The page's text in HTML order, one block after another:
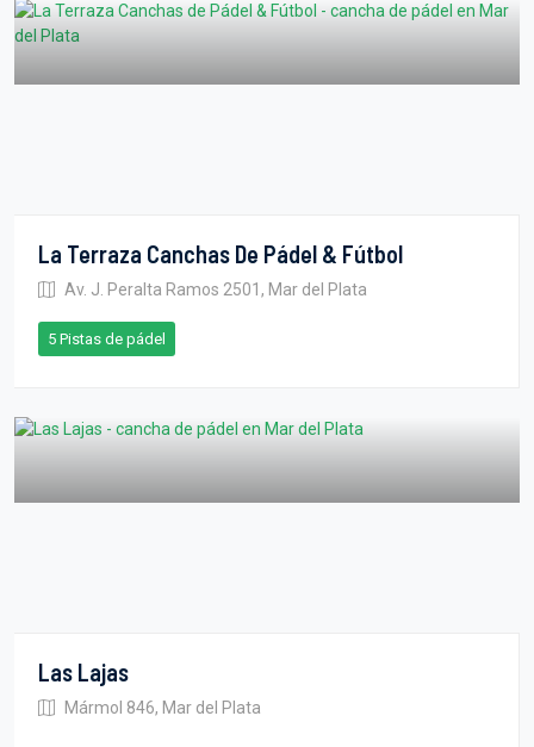
La Terraza Canchas De Pádel & Fútbol
Av. J. Peralta Ramos 2501, Mar del Plata
5 Pistas de pádel
Las Lajas
Mármol 846, Mar del Plata